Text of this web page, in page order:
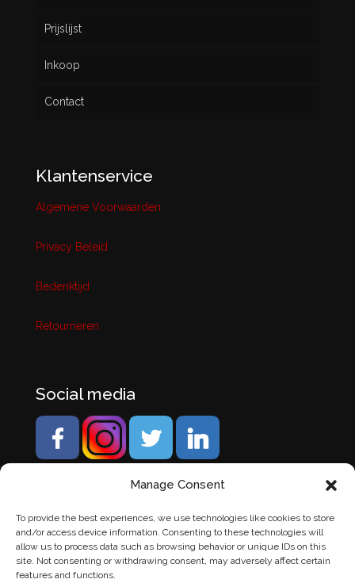
Manage Consent
To provide the best experiences, we use technologies like cookies to store
and/or access device information. Consenting to these technologies will
allow us to process data such as browsing behavior or unique IDs on this
site. Not consenting or withdrawing consent, may adversely affect certain
features and functions.
Prijslijst
Inkoop
Contact
Klantenservice
Algemene Voorwaarden
Privacy Beleid
Bedenktijd
Retourneren
Social media